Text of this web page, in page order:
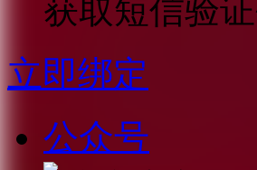
获取短信验
立即绑定
公众号